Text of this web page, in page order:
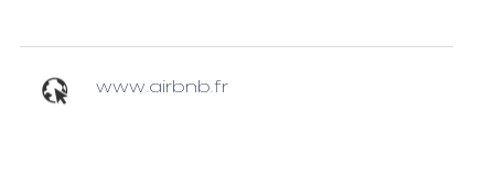
www.airbnb.fr